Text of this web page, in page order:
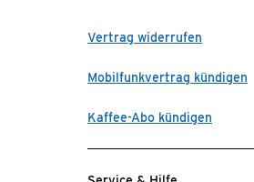
Vertrag widerrufen
Mobilfunkvertrag kündigen
Kaffee-Abo kündigen